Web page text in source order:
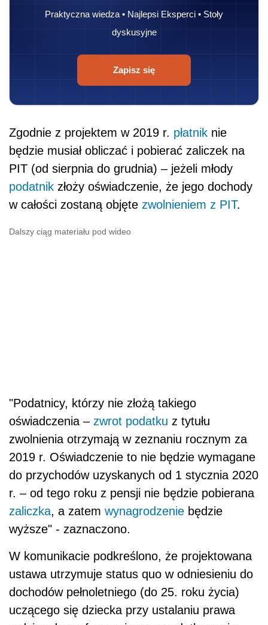
Praktyczna wiedza • Najlepsi Eksperci • Stoły
dyskusyjne
Zapisz się
Zgodnie z projektem w 2019 r. płatnik nie
będzie musiał obliczać i pobierać zaliczek na
PIT (od sierpnia do grudnia) – jeżeli młody
podatnik złoży oświadczenie, że jego dochody
w całości zostaną objęte zwolnieniem z PIT.
Dalszy ciąg materiału pod wideo
"Podatnicy, którzy nie złożą takiego
oświadczenia – zwrot podatku z tytułu
zwolnienia otrzymają w zeznaniu rocznym za
2019 r. Oświadczenie to nie będzie wymagane
do przychodów uzyskanych od 1 stycznia 2020
r. – od tego roku z pensji nie będzie pobierana
zaliczka, a zatem wynagrodzenie będzie
wyższe" - zaznaczono.
W komunikacie podkreślono, że projektowana
ustawa utrzymuje status quo w odniesieniu do
dochodów pełnoletniego (do 25. roku życia)
uczącego się dziecka przy ustalaniu prawa